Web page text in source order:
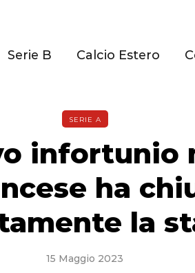
Serie B Calcio Estero
SERIE A
infortunio
ha
la
15 Maggio 2023